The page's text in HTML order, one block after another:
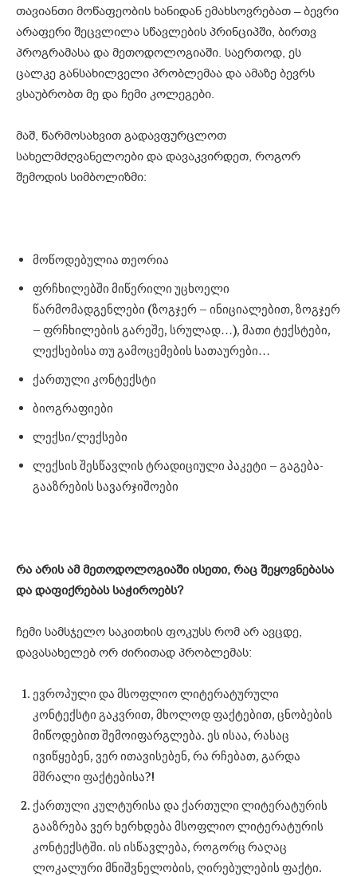
თავიანთი მოწაფეობის ხანიდან ემახსოვრებათ – ბევრი
არაფერი შეცვლილა სწავლების პრინციპში, ბირთვ
პროგრამასა და მეთოდოლოგიაში. საერთოდ, ეს
ცალკე განსახილველი პრობლემაა და ამაზე ბევრს
ვსაუბრობთ მე და ჩემი კოლეგები.
მაშ, წარმოსახვით გადავფურცლოთ
სახელმძღვანელოები და დავაკვირდეთ, როგორ
შემოდის სიმბოლიზმი:
მოწოდებულია თეორია
ფრჩხილებში მიწერილი უცხოელი
წარმომადგენლები (ზოგჯერ – ინიციალებით, ზოგჯერ
– ფრჩხილების გარეშე, სრულად…), მათი ტექსტები,
ლექსებისა თუ გამოცემების სათაურები…
ქართული კონტექსტი
ბიოგრაფიები
ლექსი/ლექსები
ლექსის შესწავლის ტრადიციული პაკეტი – გაგება-
გააზრების სავარჯიშოები
რა არის ამ მეთოდოლოგიაში ისეთი, რაც შეყოვნებასა
და დაფიქრებას საჭიროებს?
ჩემი სამსჯელო საკითხის ფოკუსს რომ არ ავცდე,
დავასახელებ ორ ძირითად პრობლემას:
ევროპული და მსოფლიო ლიტერატურული
კონტექსტი გაკვრით, მხოლოდ ფაქტებით, ცნობების
მიწოდებით შემოიფარგლება. ეს ისაა, რასაც
ივიწყებენ, ვერ ითავისებენ, რა რჩებათ, გარდა
მშრალი ფაქტებისა?!
ქართული კულტურისა და ქართული ლიტერატურის
გააზრება ვერ ხერხდება მსოფლიო ლიტერატურის
კონტექსტში. ის ისწავლება, როგორც რაღაც
ლოკალური მნიშვნელობის, ღირებულების ფაქტი.